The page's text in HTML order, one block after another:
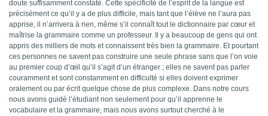
doute suffisamment constaté. Cette spécificité de l’esprit de la langue est
précisément ce qu’il y a de plus difficile, mais tant que l’élève ne l’aura pas
apprise, il n’arrivera à rien, même s’il connaît tout le dictionnaire par cœur et
maîtrise la grammaire comme un professeur. Il y a beaucoup de gens qui ont
appris des milliers de mots et connaissent très bien la grammaire. Et pourtant
ces personnes ne savent pas construire une seule phrase sans que l’on voie
au premier coup d’œil qu’il s’agit d’un étranger ; elles ne savent pas parler
couramment et sont constamment en difficulté si elles doivent exprimer
oralement ou par écrit quelque chose de plus complexe. Dans notre cours
nous avons guidé l’étudiant non seulement pour qu’il apprenne le
vocabulaire et la grammaire, mais nous avons surtout cherché à le